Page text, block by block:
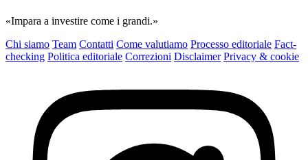
«Impara a investire come i grandi.»
Chi siamo Team Contatti Come valutiamo Processo editoriale Fact-
checking Politica editoriale Correzioni Disclaimer Privacy & cookie